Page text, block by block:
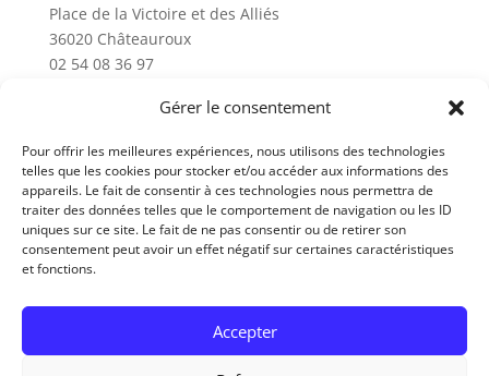
Gérer le consentement
Pour offrir les meilleures expériences, nous utilisons des technologies
telles que les cookies pour stocker et/ou accéder aux informations des
appareils. Le fait de consentir à ces technologies nous permettra de
traiter des données telles que le comportement de navigation ou les ID
uniques sur ce site. Le fait de ne pas consentir ou de retirer son
consentement peut avoir un effet négatif sur certaines caractéristiques
et fonctions.
Accepter
Place de la Victoire et des Alliés
36020 Châteauroux
02 54 08 36 97
..............
Lundi 9h-12h - 14h-17h
Mardi 9h-12h - 14h-17h
Mercredi 9h-12h - 14h-17h
Jeudi 9h-12h - 14h-17h